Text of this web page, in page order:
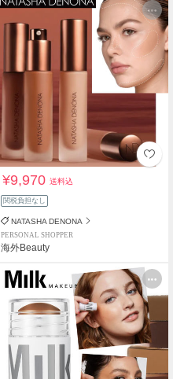
¥9,970送料込
関税負担なし
NATASHA DENONA
PERSONAL SHOPPER
海外Beauty